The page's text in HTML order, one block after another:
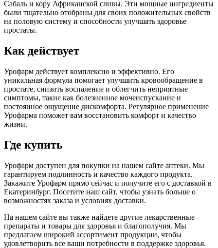
Сабаль и кору Африканской сливы. Эти мощные ингредиенты
были тщательно отобраны для своих положительных свойств
на половую систему и способности улучшать здоровье
простаты.
Как действует
Урофарм действует комплексно и эффективно. Его
уникальная формула помогает улучшить кровообращение в
простате, снизить воспаление и облегчить неприятные
симптомы, такие как болезненное мочеиспускание и
постоянное ощущение дискомфорта. Регулярное применение
Урофарма поможет вам восстановить комфорт и качество
жизни.
Где купить
Урофарм доступен для покупки на нашем сайте аптеки. Мы
гарантируем подлинность и качество каждого продукта.
Закажите Урофарм прямо сейчас и получите его с доставкой в
Екатеринбург. Посетите наш сайт, чтобы узнать больше о
возможностях заказа и условиях доставки.
На нашем сайте вы также найдете другие лекарственные
препараты и товары для здоровья и благополучия. Мы
предлагаем широкий ассортимент продукции, чтобы
удовлетворить все ваши потребности в поддержке здоровья.